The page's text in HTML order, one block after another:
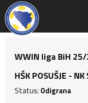
WWIN liga BiH
HŠK POSUŠJE -
Status: Odigrana